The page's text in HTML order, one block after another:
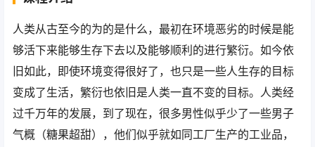
人类从古至今的为的是什么，最初在环境恶劣的时候是能
够活下来能够生存下去以及能够顺利的进行繁衍。如今依
旧如此，即使环境变得很好了，也只是一些人生存的目标
变成了生活，繁衍也依旧是人类一直不变的目标。人类经
过千万年的发展，到了现在，很多男性似乎少了一些男子
气概（糖果超甜），他们似乎就如同工厂生产的工业品，